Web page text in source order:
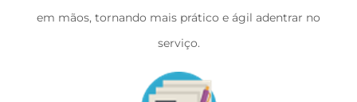
em mãos, tornando mais prático e ágil adentrar no
serviço.